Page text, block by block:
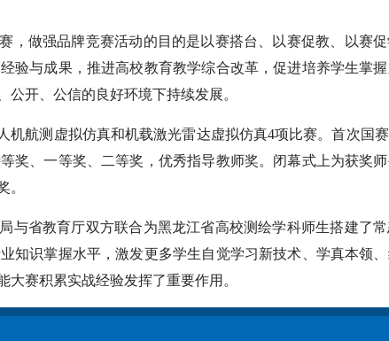
，做强品牌竞赛活动的目的是以赛搭台、以赛促教、以赛
验与成果，推进高校教育教学综合改革，促进培养学生掌
开、公信的良好环境下持续发展。
航测虚拟仿真和机载激光雷达虚拟仿真4项比赛。首次国
奖、一等奖、二等奖，优秀指导教师奖。闭幕式上为获奖
。
与省教育厅双方联合为黑龙江省高校测绘学科师生搭建了
知识掌握水平，激发更多学生自觉学习新技术、学真本领
赛积累实战经验发挥了重要作用。